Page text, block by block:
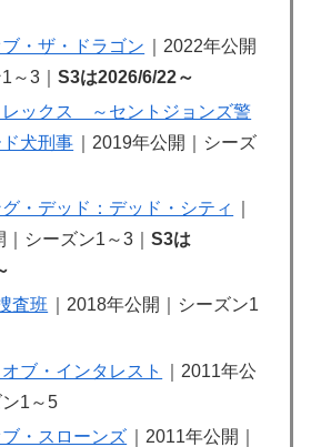
・ザ・ドラゴン
｜2022年公開
1～3｜S3は2026/6/22～
レックス ～セントジョンズ警
犬刑事 ｜2019年公開｜シーズ
・デッド：デッド・シティ
｜シーズン1～3｜S3は
査班
｜2018年公開｜シーズン1
ブ・インタレスト
｜2011年公
1～5
・スローンズ ｜2011年公開｜